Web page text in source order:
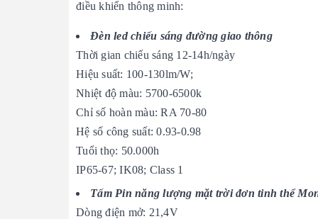
điều khiển thông minh:
Đèn led chiếu sáng đường giao thông
Thời gian chiếu sáng 12-14h/ngày
Hiệu suất: 100-130lm/W;
Nhiệt độ màu: 5700-6500k
Chỉ số hoàn màu: RA 70-80
Hệ số công suất: 0.93-0.98
Tuổi thọ: 50.000h
IP65-67; IK08; Class 1
Tấm Pin năng lượng mặt trời đơn tinh thể
Dòng điện mở: 21,4V